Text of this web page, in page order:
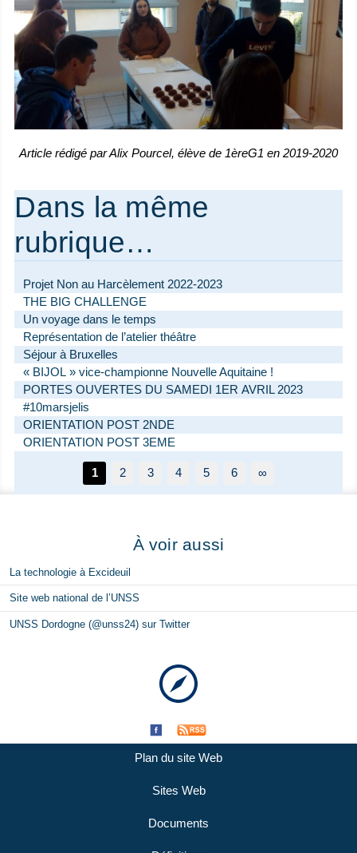
Article rédigé par Alix Pourcel, élève de 1èreG1 en 2019-2020
Dans la même
rubrique…
Projet Non au Harcèlement 2022-2023
THE BIG CHALLENGE
Un voyage dans le temps
Représentation de l’atelier théâtre
Séjour à Bruxelles
« BIJOL » vice-championne Nouvelle Aquitaine !
PORTES OUVERTES DU SAMEDI 1ER AVRIL 2023
#10marsjelis
ORIENTATION POST 2NDE
ORIENTATION POST 3EME
1 2 3 4 5 6 ∞
À voir aussi
La technologie à Excideuil
Site web national de l’UNSS
UNSS Dordogne (@unss24) sur Twitter
Plan du site Web
Sites Web
Documents